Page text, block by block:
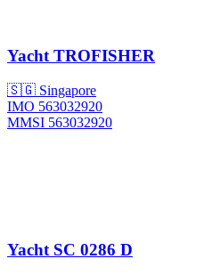
YachtTROFISHER
🇸🇬 Singapore
IMO 563032920
MMSI 563032920
Yacht SC 0286 D